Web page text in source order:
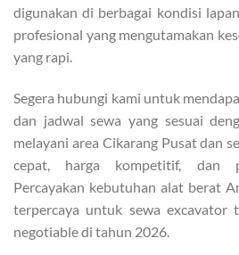
digunakan di berbagai kondisi
profesional yang mengutamakan
yang rapi.
Segera hubungi kami untuk
dan jadwal sewa yang sesuai
melayani area Cikarang Pusat dan
cepat, harga kompetitif, dan
Percayakan kebutuhan alat berat
terpercaya untuk sewa excavator
negotiable di tahun 2026.